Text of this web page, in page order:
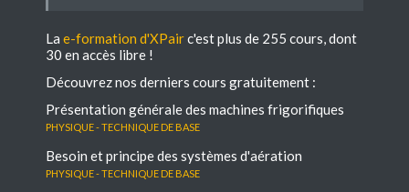
La e-formation d'XPairc'est plus de 255 cours, dont
30 en accès libre !
Découvrez nos derniers cours gratuitement :
Présentation générale des machines frigorifiques
Physique - Technique de base
Besoin et principe des systèmes d'aération
Physique - Technique de base